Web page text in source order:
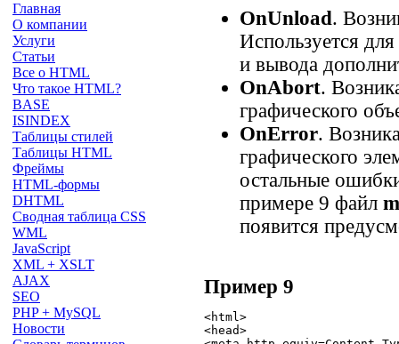
Главная
О компании
Услуги
Статьи
Все о HTML
Что такое HTML?
BASE
ISINDEX
Таблицы стилей
Таблицы HTML
Фреймы
HTML-формы
DHTML
Сводная таблица CSS
WML
JavaScript
XML + XSLT
AJAX
SEO
PHP + MySQL
Новости
OnUnload.
Используется
и вывода
OnAbort.
графического
OnError.
графического
остальные
примере 9 файл
появится
Пример 9
<html>
<head>